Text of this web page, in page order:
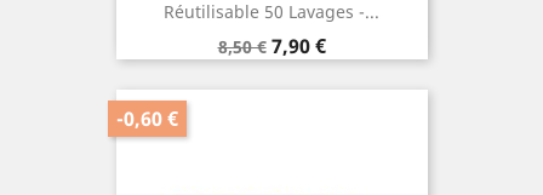
Réutilisable 50 Lavages -...
Prix
de
base
8,50 € Prix
7,90 €
-0,60 €